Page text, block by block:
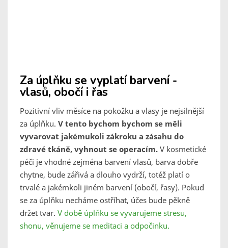
Za úplňku se vyplatí barvení -
vlasů, obočí i řas
Pozitivní vliv měsíce na pokožku a vlasy je nejsilnější
za úplňku. V tento bychom bychom se měli
vyvarovat jakémukoli zákroku a zásahu do
zdravé tkáně, vyhnout se operacím. V kosmetické
péči je vhodné zejména barvení vlasů, barva dobře
chytne, bude zářivá a dlouho vydrží, totéž platí o
trvalé a jakémkoli jiném barvení (obočí, řasy). Pokud
se za úplňku necháme ostříhat, účes bude pěkně
držet tvar. V době úplňku se vyvarujeme stresu,
shonu, věnujeme se meditaci a odpočinku.